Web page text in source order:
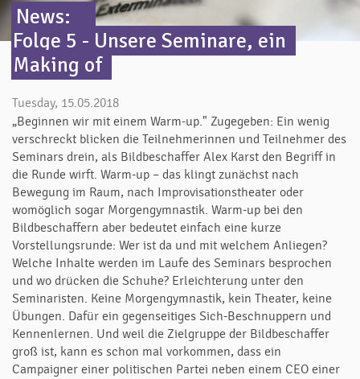
News:
Folge 5 - Unsere Seminare, ein
Making of
Tuesday, 15.05.2018
„Beginnen wir mit einem Warm-up." Zugegeben: Ein wenig
verschreckt blicken die Teilnehmerinnen und Teilnehmer des
Seminars drein, als Bildbeschaffer Alex Karst den Begriff in
die Runde wirft. Warm-up – das klingt zunächst nach
Bewegung im Raum, nach Improvisationstheater oder
womöglich sogar Morgengymnastik. Warm-up bei den
Bildbeschaffern aber bedeutet einfach eine kurze
Vorstellungsrunde: Wer ist da und mit welchem Anliegen?
Welche Inhalte werden im Laufe des Seminars besprochen
und wo drücken die Schuhe? Erleichterung unter den
Seminaristen. Keine Morgengymnastik, kein Theater, keine
Übungen. Dafür ein gegenseitiges Sich-Beschnuppern und
Kennenlernen. Und weil die Zielgruppe der Bildbeschaffer
groß ist, kann es schon mal vorkommen, dass ein
Campaigner einer politischen Partei neben einem CEO einer